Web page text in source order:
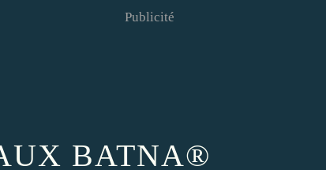
Publicité
BATNA®